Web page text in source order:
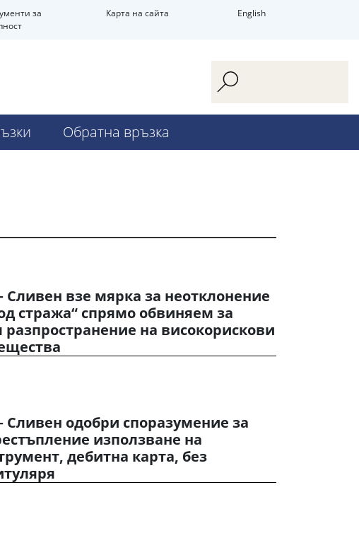
за
Карта на сайта English
Обратна връзка
взе мярка за неотклонение
стража“ спрямо обвиняем за
на високорискови
одобри споразумение за
използване на
дебитна карта, без